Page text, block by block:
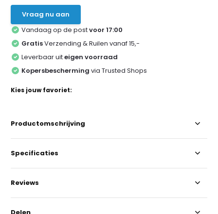
Vraag nu aan
Vandaag op de postvoor 17:00
GratisVerzending & Ruilen vanaf 15,-
Leverbaar uiteigen voorraad
Kopersbescherming via Trusted Shops
Kies jouw favoriet:
Productomschrijving
Specificaties
Reviews
Delen